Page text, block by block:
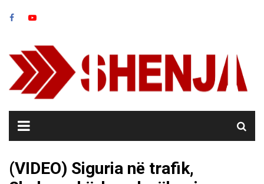
(VIDEO) Siguria në trafik,